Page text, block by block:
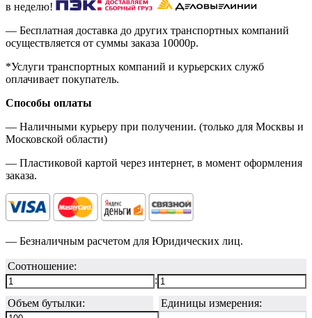
в неделю!
— Бесплатная доставка до других транспортных компаний
осуществляется от суммы заказа 10000р.
*Услуги транспортных компаний и курьерских служб
оплачивает покупатель.
Способы оплаты
— Наличными курьеру при получении. (только для Москвы и
Московской области)
— Пластиковой картой через интернет, в момент оформления
заказа.
— Безналичным расчетом для Юридических лиц.
Соотношение:
:
Объем бутылки:
Единицы измерения: